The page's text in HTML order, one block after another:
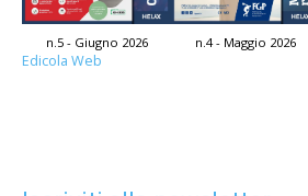
n.5 - Giugno 2026 n.4 - Maggio 2026
Edicola Web